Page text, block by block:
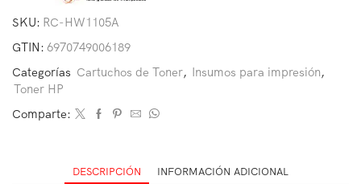
SKU: RC-HW1105A
GTIN: 6970749006189
Categorías Cartuchos de Toner, Insumos para impresión,
Toner HP
Comparte:
DESCRIPCIÓN INFORMACIÓN ADICIONAL